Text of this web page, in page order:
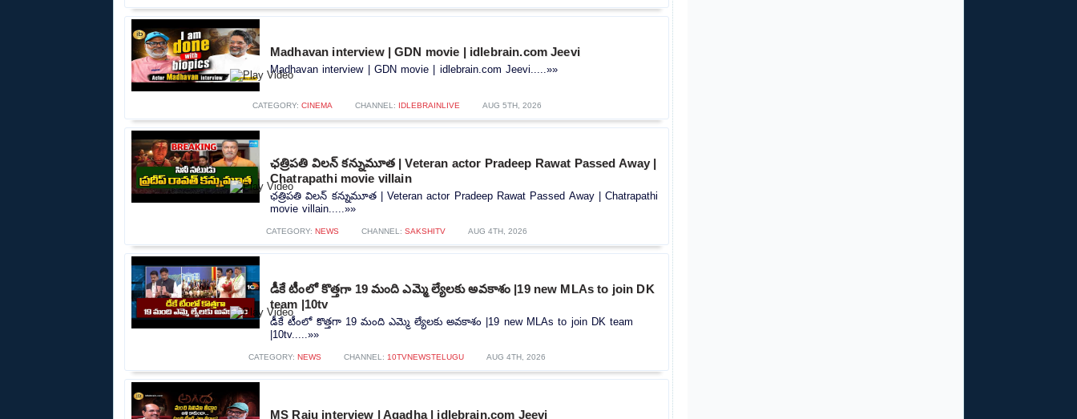
Madhavan interview | GDN movie | idlebrain.com Jeevi
Madhavan interview | GDN movie | idlebrain.com Jeevi.....»»
CATEGORY: CINEMA CHANNEL: IDLEBRAINLIVE AUG 5TH, 2026
ఛత్రిపతి విలన్ కన్నుమూత | Veteran actor Pradeep Rawat Passed Away |
Chatrapathi movie villain
ఛత్రిపతి విలన్ కన్నుమూత | Veteran actor Pradeep Rawat Passed Away | Chatrapathi
movie villain.....»»
CATEGORY: NEWS CHANNEL: SAKSHITV AUG 4TH, 2026
డీకే టీంలో కొత్తగా 19 మంది ఎమ్మె ల్యేలకు అవకాశం |19 new MLAs to join DK
team |10tv
డీకే టీంలో కొత్తగా 19 మంది ఎమ్మె ల్యేలకు అవకాశం |19 new MLAs to join DK team
|10tv.....»»
CATEGORY: NEWS CHANNEL: 10TVNEWSTELUGU AUG 4TH, 2026
MS Raju interview | Agadha | idlebrain.com Jeevi